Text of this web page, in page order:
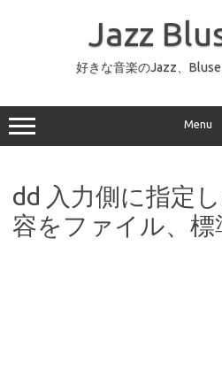
ッ
プ
Jazz
好きな音楽のJazz、
Menu
dd 入力側に指定
容をファイル、標